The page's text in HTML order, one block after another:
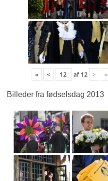
« < af 12 > »
Billeder fra fødselsdag 2013